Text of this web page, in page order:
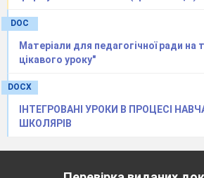
DOC
Матеріали для педагогічної ради
цікавого уроку"
DOCX
ІНТЕГРОВАНІ УРОКИ В ПРОЦЕСІ
ШКОЛЯРІВ